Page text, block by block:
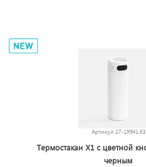
Артикул 17-19941.63
Термостакан X1 с цветной
черным